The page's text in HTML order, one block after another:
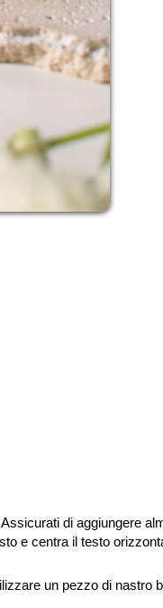
di aggiungere
e centra il testo
un pezzo di nastro